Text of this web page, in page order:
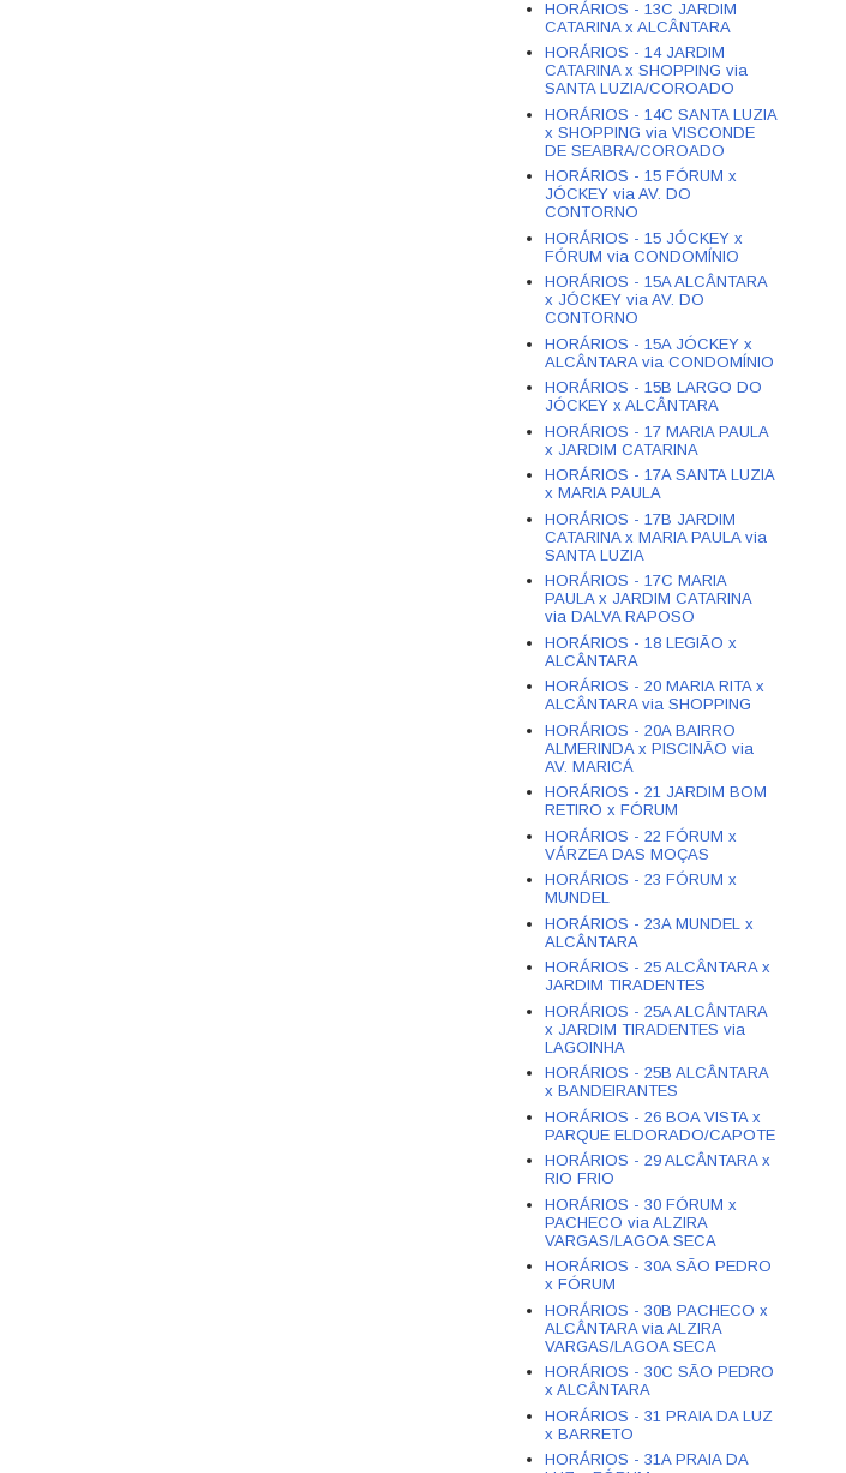
HORÁRIOS - 13C JARDIM
CATARINA x ALCÂNTARA
HORÁRIOS - 14 JARDIM
CATARINA x SHOPPING via
SANTA LUZIA/COROADO
HORÁRIOS - 14C SANTA LUZIA
x SHOPPING via VISCONDE
DE SEABRA/COROADO
HORÁRIOS - 15 FÓRUM x
JÓCKEY via AV. DO
CONTORNO
HORÁRIOS - 15 JÓCKEY x
FÓRUM via CONDOMÍNIO
HORÁRIOS - 15A ALCÂNTARA
x JÓCKEY via AV. DO
CONTORNO
HORÁRIOS - 15A JÓCKEY x
ALCÂNTARA via CONDOMÍNIO
HORÁRIOS - 15B LARGO DO
JÓCKEY x ALCÂNTARA
HORÁRIOS - 17 MARIA PAULA
x JARDIM CATARINA
HORÁRIOS - 17A SANTA LUZIA
x MARIA PAULA
HORÁRIOS - 17B JARDIM
CATARINA x MARIA PAULA via
SANTA LUZIA
HORÁRIOS - 17C MARIA
PAULA x JARDIM CATARINA
via DALVA RAPOSO
HORÁRIOS - 18 LEGIÃO x
ALCÂNTARA
HORÁRIOS - 20 MARIA RITA x
ALCÂNTARA via SHOPPING
HORÁRIOS - 20A BAIRRO
ALMERINDA x PISCINÃO via
AV. MARICÁ
HORÁRIOS - 21 JARDIM BOM
RETIRO x FÓRUM
HORÁRIOS - 22 FÓRUM x
VÁRZEA DAS MOÇAS
HORÁRIOS - 23 FÓRUM x
MUNDEL
HORÁRIOS - 23A MUNDEL x
ALCÂNTARA
HORÁRIOS - 25 ALCÂNTARA x
JARDIM TIRADENTES
HORÁRIOS - 25A ALCÂNTARA
x JARDIM TIRADENTES via
LAGOINHA
HORÁRIOS - 25B ALCÂNTARA
x BANDEIRANTES
HORÁRIOS - 26 BOA VISTA x
PARQUE ELDORADO/CAPOTE
HORÁRIOS - 29 ALCÂNTARA x
RIO FRIO
HORÁRIOS - 30 FÓRUM x
PACHECO via ALZIRA
VARGAS/LAGOA SECA
HORÁRIOS - 30A SÃO PEDRO
x FÓRUM
HORÁRIOS - 30B PACHECO x
ALCÂNTARA via ALZIRA
VARGAS/LAGOA SECA
HORÁRIOS - 30C SÃO PEDRO
x ALCÂNTARA
HORÁRIOS - 31 PRAIA DA LUZ
x BARRETO
HORÁRIOS - 31A PRAIA DA